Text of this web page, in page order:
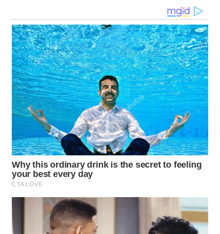
WN
DANAU
TOBA
WN
NIAS
WN
LANGKAT
WN
TAPANULI
SELATAN
TANJUNG
LESUNG